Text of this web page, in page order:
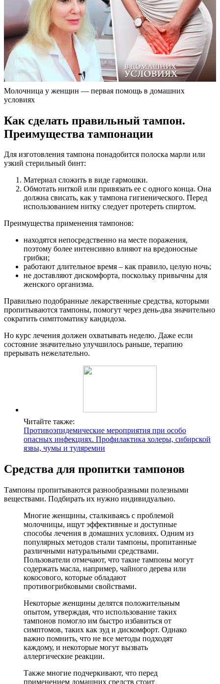
Молочница у женщин — первая помощь в домашних
условиях
Как сделать правильный тампон.
Преимущества тампонации
Для изготовления тампона понадобится полоска марли или
узкий стерильный бинт:
Материал сложить в виде гармошки.
Обмотать ниткой или привязать ее с одного конца. Она
должна свисать, как у тампона гигиенического. Перед
использованием нитку следует протереть спиртом.
Преимущества применения тампонов:
находятся непосредственно на месте поражения,
поэтому более интенсивно влияют на вредоносные
грибки;
работают длительное время – как правило, целую ночь;
не доставляют дискомфорта, поскольку привычны для
женского организма.
Правильно подобранные лекарственные средства, которыми
пропитываются тампоны, помогут через день-два значительно
сократить симптоматику кандидоза.
Но курс лечения должен охватывать неделю. Даже если
состояние значительно улучшилось раньше, терапию
прерывать нежелательно.
Читайте также:
Противоэпидемические мероприятия при особо
опасных инфекциях. Профилактика холеры, сибирской
язвы, чумы и туляремии
Средства для пропитки тампонов
Тампоны пропитываются разнообразными полезными
веществами. Подбирать их нужно индивидуально.
Многие женщины, сталкиваясь с проблемой
молочницы, ищут эффективные и доступные
способы лечения в домашних условиях. Одним из
популярных методов стали тампоны, пропитанные
различными натуральными средствами.
Пользователи отмечают, что такие тампоны могут
содержать масла, например, чайного дерева или
кокосового, которые обладают
противогрибковыми свойствами.
Некоторые женщины делятся положительным
опытом, утверждая, что использование таких
тампонов помогло им быстро избавиться от
симптомов, таких как зуд и дискомфорт. Однако
важно помнить, что не все методы подходят
каждому, и некоторые могут вызвать
аллергические реакции.
Также многие подчеркивают, что перед
применением домашних средств стоит